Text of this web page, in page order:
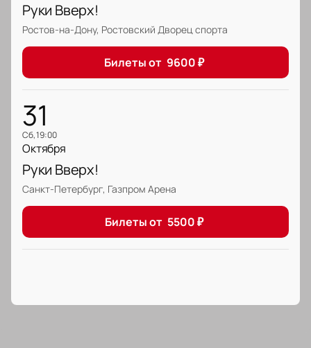
Руки Вверх!
Ростов-на-Дону, Ростовский Дворец спорта
Билеты от 9600₽
31
сб, 19:00
Октября
Руки Вверх!
Санкт-Петербург, Газпром Арена
Билеты от 5500₽